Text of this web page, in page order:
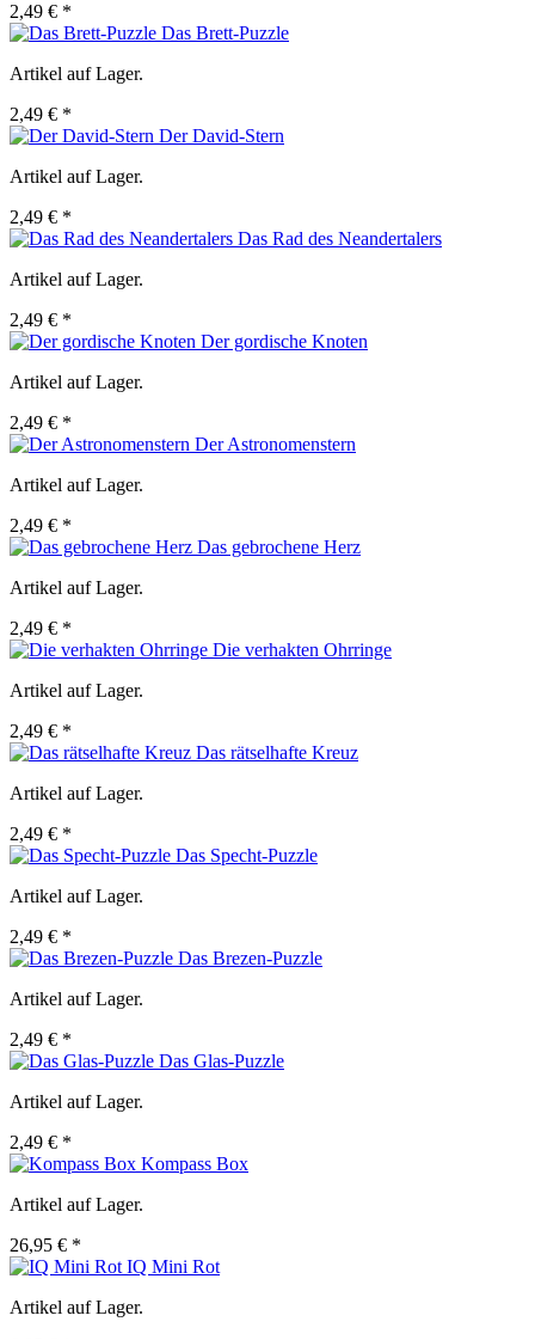
2,49 € *
Das Brett-Puzzle
Artikel auf Lager.
2,49 € *
Der David-Stern
Artikel auf Lager.
2,49 € *
Das Rad des Neandertalers
Artikel auf Lager.
2,49 € *
Der gordische Knoten
Artikel auf Lager.
2,49 € *
Der Astronomenstern
Artikel auf Lager.
2,49 € *
Das gebrochene Herz
Artikel auf Lager.
2,49 € *
Die verhakten Ohrringe
Artikel auf Lager.
2,49 € *
Das rätselhafte Kreuz
Artikel auf Lager.
2,49 € *
Das Specht-Puzzle
Artikel auf Lager.
2,49 € *
Das Brezen-Puzzle
Artikel auf Lager.
2,49 € *
Das Glas-Puzzle
Artikel auf Lager.
2,49 € *
Kompass Box
Artikel auf Lager.
26,95 € *
IQ Mini Rot
Artikel auf Lager.